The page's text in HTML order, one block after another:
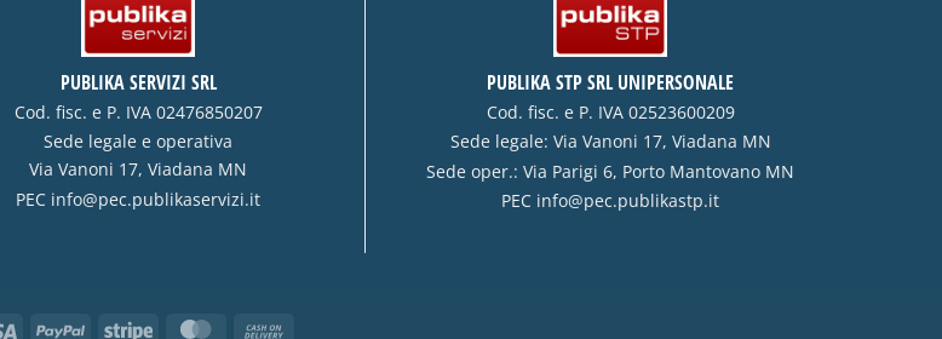
PUBLIKA SERVIZI SRL
Cod. fisc. e P. IVA 02476850207
Sede legale e operativa
Via Vanoni 17, Viadana MN
PEC info@pec.publikaservizi.it
PUBLIKA STP SRL UNIPERSONALE
Cod. fisc. e P. IVA 02523600209
Sede legale: Via Vanoni 17, Viadana MN
Sede oper.: Via Parigi 6, Porto Mantovano MN
PEC info@pec.publikastp.it
Visa PayPal Stripe MasterCard